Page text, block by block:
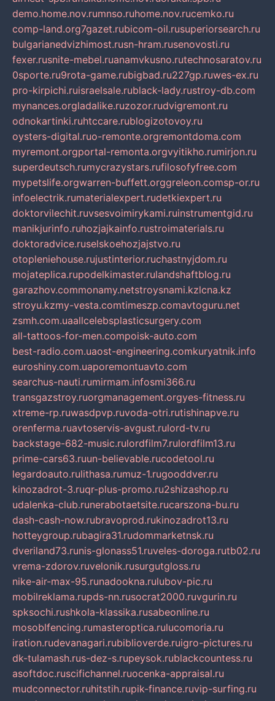
demo.home.nov.rumnso.ruhome.nov.rucemko.ru
comp-land.org7gazet.rubicom-oil.rusuperiorsearch.ru
bulgarianedvizhimost.rusn-hram.rusenovosti.ru
fexer.rusnite-mebel.ruanamvkusno.rutechnosaratov.ru
0sporte.ru9rota-game.rubigbad.ru227gp.ruwes-ex.ru
pro-kirpichi.ruisraelsale.rublack-lady.rustroy-db.com
mynances.orgladalike.ruzozor.rudvigremont.ru
odnokartinki.ruhtccare.rublogizotovoy.ru
oysters-digital.ruo-remonte.orgremontdoma.com
myremont.orgportal-remonta.orgvyitikho.rumirjon.ru
superdeutsch.rumycrazystars.rufilosofyfree.com
mypetslife.orgwarren-buffett.orggreleon.comsp-or.ru
infoelectrik.rumaterialexpert.rudetkiexpert.ru
doktorvilechit.ruvsesvoimirykami.ruinstrumentgid.ru
manikjurinfo.ruhozjajkainfo.rustroimaterials.ru
doktoradvice.ruselskoehozjajstvo.ru
otopleniehouse.rujustinterior.ruchastnyjdom.ru
mojateplica.rupodelkimaster.rulandshaftblog.ru
garazhov.commonamy.netstroysnami.kzlcna.kz
stroyu.kzmy-vesta.comtimeszp.comavtoguru.net
zsmh.com.uaallcelebsplasticsurgery.com
all-tattoos-for-men.compoisk-auto.com
best-radio.com.uaost-engineering.comkuryatnik.info
euroshiny.com.uaporemontuavto.com
searchus-nauti.rumirmam.infosmi366.ru
transgazstroy.ruorgmanagement.orgyes-fitness.ru
xtreme-rp.ruwasdpvp.ruvoda-otri.rutishinapve.ru
orenferma.ruavtoservis-avgust.rulord-tv.ru
backstage-682-music.rulordfilm7.rulordfilm13.ru
prime-cars63.ruun-believable.rucodetool.ru
legardoauto.rulithasa.rumuz-1.rugooddver.ru
kinozadrot-3.ruqr-plus-promo.ru2shizashop.ru
udalenka-club.runerabotaetsite.rucarszona-bu.ru
dash-cash-now.rubravoprod.rukinozadrot13.ru
hotteygroup.rubagira31.rudommarketnsk.ru
dveriland73.runis-glonass51.ruveles-doroga.rutb02.ru
vrema-zdorov.ruvelonik.rusurgutgloss.ru
nike-air-max-95.runadookna.rulubov-pic.ru
mobilreklama.rupds-nn.rusocrat2000.ruvgurin.ru
spksochi.rushkola-klassika.rusabeonline.ru
mosoblfencing.rumasteroptica.rulucomoria.ru
iration.rudevanagari.rubiblioverde.ruigro-pictures.ru
dk-tulamash.rus-dez-s.rupeysok.rublackcountess.ru
asoftdoc.ruscifichannel.ruocenka-appraisal.ru
mudconnector.ruhitstih.rupik-finance.ruvip-surfing.ru